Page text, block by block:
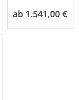
ab 1.541,00 € *